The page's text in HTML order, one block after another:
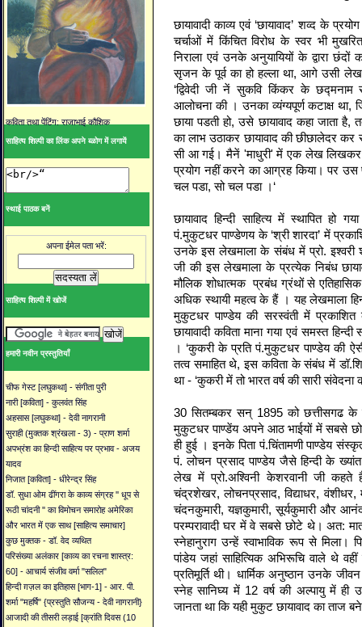
कविता तथा पेंटिंग: राजाभाई कौशिक
साहित्य शिल्पी का लिंक अपने ब्ळोग में लगायें
स्थाई पाठक बनें
अपना ईमेल पता भरें:
साहित्य शिल्पी में खोजें
हमारी नवीन प्रस्तुतियाँ
चीफ गेस्ट [लघुकथा] - संगीता पुरी
नारी [कविता] - कुलवंत सिंह
अहसास [लघुकथा] - देवी नागरानी
सुराही (मुक्तक श्रंखला - 3) - प्राण शर्मा
अपभ्रंश का हिन्दी साहित्य पर प्रभाव - अजय
यादव
निजात [कविता] - धीरेन्द्र सिंह
डॉ. सुधा ओम ढींगरा के काव्य संग्रह '' धूप से
रूठी चांदनी '' का विमोचन समारोह अमेरिका
और भारत में एक साथ [साहित्य समाचार]
कुछ मुक्तक - डॉ. वेद व्यथित
परिसंख्या अलंकार [काव्य का रचना शास्त्र:
60] - आचार्य संजीव वर्मा "सलिल"
हिन्दी ग़ज़ल का इतिहास [भाग-1] - आर. पी.
शर्मा "महर्षि" {प्रस्तुति सौजन्य - देवी नागरानी}
आजादी की तीसरी लड़ाई [क्रांति दिवस (10
छायावादी काव्य एवं ‘छायावाद’ शव्द के
चर्चाओं में किंचित विरोध के स्वर भी
निराला एवं उनके अनुयायियों के द्वारा
सृजन के पूर्व का हो हल्ला था, आगे उसी
‘द्विवेदी जी नें सुकवि किंकर के छद्मनाम
आलोचना की । उनका व्यंग्यपूर्ण कटाक्ष था,
छाया पडती हो, उसे छायावाद कहा जाता है,
का लाभ उठाकर छायावाद की छीछालेदर कर
सी आ गई। मैनें 'माधुरी' में एक लेख लिखकर
प्रयोग नहीं करने का आग्रह किया। पर उस
चल पडा, सो चल पडा ।‘
छायावाद हिन्दी साहित्य में स्थापित हो
पं.मुकुटधर पाण्डेणय के ‘श्री शारदा’ में
उनके इस लेखमाला के संबंध में प्रो. इश्वरी
जी की इस लेखमाला के प्रत्येक निबंध
मौलिक शोधात्मक प्रबंध ग्रंथों से एतिहासिक
अधिक स्थायी महत्व के हैं । यह लेखमाला
मुकुटधर पाण्डेय की सरस्वंती में प्रकाशित
छायावादी कविता माना गया एवं समस्त
। ‘कुकरी के प्रति पं.मुकुटधर पाण्डेय की
तत्व समाहित थे, इस कविता के संबंध में
था - ‘कुकरी में तो भारत वर्ष की सारी संवेदना
30 सितम्बकर सन् 1895 को छत्तीसगढ
मुकुटधर पाण्डेंय अपने आठ भाईयों में सबसे
ही हुई । इनके पिता पं.चिंतामणी पाण्डेय
पं. लोचन प्रसाद पाण्डेय जैसे हिन्दी के
लेख में प्रो.अश्विनी केशरवानी जी कहते
चंद्रशेखर, लोचनप्रसाद, विद्याधर,
चंदनकुमारी, यज्ञकुमारी, सूर्यकुमारी और
परम्परावादी घर में वे सबसे छोटे थे। अत:
स्नेहानुराग उन्हें स्वाभाविक रूप से मिला।
पांडेय जहां साहित्यिक अभिरूचि वाले थे
प्रतिमूर्ति थी। धार्मिक अनुष्ठान उनके
स्नेह सानिघ्य में 12 वर्ष की अल्पायु में ही
जानता था कि यही मुकुट छायावाद का ताज